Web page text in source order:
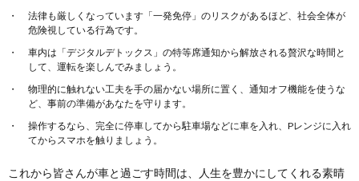
法律も厳しくなっています「一発免停」のリスクがあるほど、社会全体が
危険視している行為です。
車内は「デジタルデトックス」の特等席通知から解放される贅沢な時間と
して、運転を楽しんでみましょう。
物理的に触れない工夫を手の届かない場所に置く、通知オフ機能を使うな
ど、事前の準備があなたを守ります。
操作するなら、完全に停車してから駐車場などに車を入れ、Pレンジに入れ
てからスマホを触りましょう。
これから皆さんが車と過ごす時間は、人生を豊かにしてくれる素晴